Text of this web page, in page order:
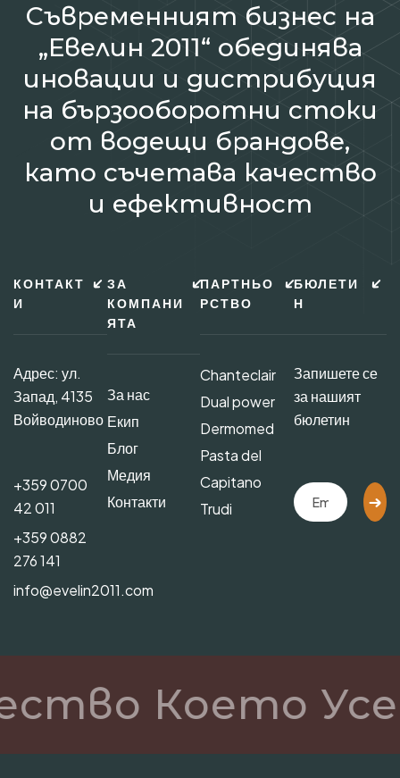
Съвременният бизнес на
„Евелин 2011“ обединява
иновации и дистрибуция
на бързооборотни стоки
от водещи брандове,
като съчетава качество
и ефективност
КОНТАКТ
И
Адрес: ул.
Запад, 4135
Войводиново
+359 0700
42 011
+359 0882
276 141
info@evelin2011.com
ЗА
КОМПАНИ
ЯТА
За нас
Екип
Блог
Медия
Контакти
ПАРТНЬО
РСТВО
Chanteclair
Dual power
Dermomed
Pasta del
Capitano
Trudi
БЮЛЕТИ
Н
Запишете се
за нашият
бюлетин
Което